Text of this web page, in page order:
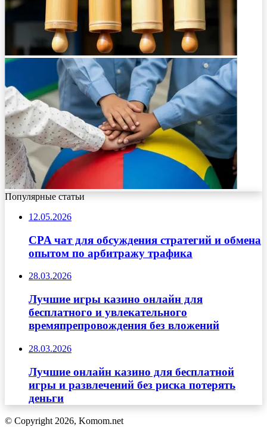
Популярные статьи
12.05.2026
CPA чат для обсуждения стратегий и обмена
опытом по арбитражу трафика
28.03.2026
Лучшие игры казино онлайн для
бесплатного и увлекательного
времяпрепровождения без вложений
28.03.2026
Лучшие онлайн казино для бесплатной
игры и развлечений без риска потерять
деньги
© Copyright 2026, Komom.net